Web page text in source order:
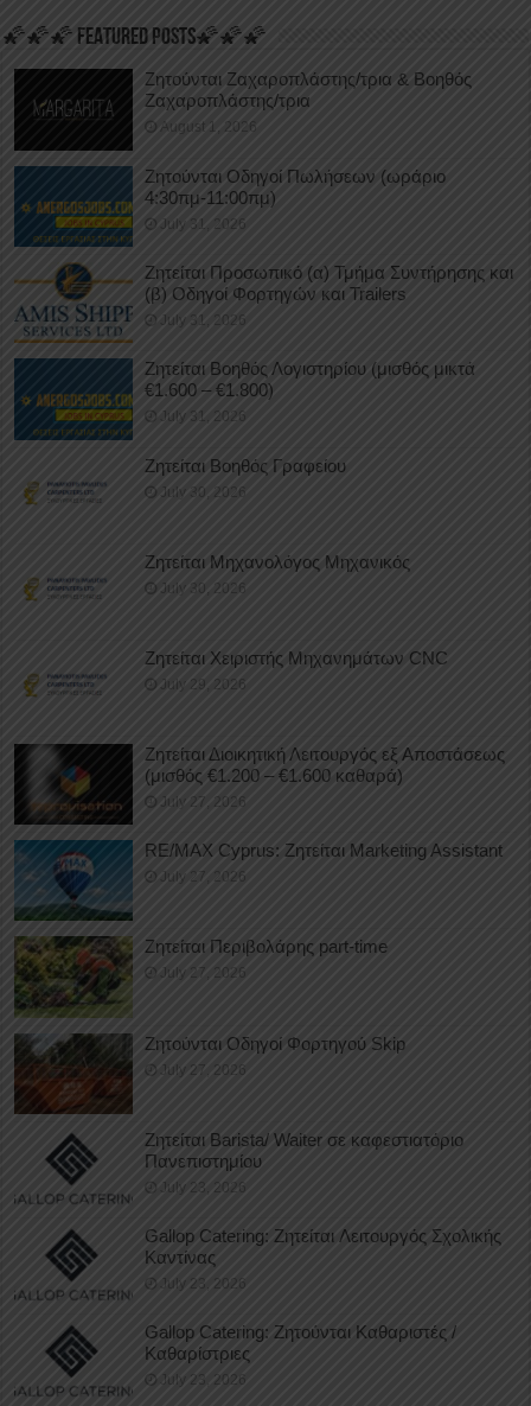
🌠🌠🌠 FEATURED POSTS🌠🌠🌠
Ζητούνται Ζαχαροπλάστης/τρια & Βοηθός
Ζαχαροπλάστης/τρια
August 1, 2026
Ζητούνται Οδηγοί Πωλήσεων (ωράριο
4:30πμ-11:00πμ)
July 31, 2026
Ζητείται Προσωπικό (α) Τμήμα Συντήρησης και
(β) Οδηγοί Φορτηγών και Trailers
July 31, 2026
Ζητείται Βοηθός Λογιστηρίου (μισθός μικτά
€1.600 – €1.800)
July 31, 2026
Ζητείται Βοηθός Γραφείου
July 30, 2026
Ζητείται Μηχανολόγος Μηχανικός
July 30, 2026
Ζητείται Χειριστής Μηχανημάτων CNC
July 29, 2026
Ζητείται Διοικητική Λειτουργός εξ Αποστάσεως
(μισθός €1.200 – €1.600 καθαρά)
July 27, 2026
RE/MAX Cyprus: Ζητείται Marketing Assistant
July 27, 2026
Ζητείται Περιβολάρης part-time
July 27, 2026
Ζητούνται Οδηγοί Φορτηγού Skip
July 27, 2026
Ζητείται Barista/ Waiter σε καφεστιατόριο
Πανεπιστημίου
July 23, 2026
Gallop Catering: Ζητείται Λειτουργός Σχολικής
Καντίνας
July 23, 2026
Gallop Catering: Ζητούνται Καθαριστές /
Καθαρίστριες
July 23, 2026